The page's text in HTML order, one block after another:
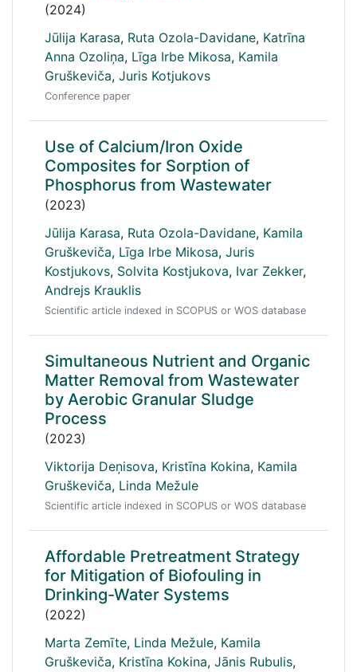
(2024)
Jūlija Karasa, Ruta Ozola-Davidane, Katrīna
Anna Ozoliņa, Līga Irbe Mikosa, Kamila
Gruškeviča, Juris Kotjukovs
Conference paper
Use of Calcium/Iron Oxide
Composites for Sorption of
Phosphorus from Wastewater
(2023)
Jūlija Karasa, Ruta Ozola-Davidane, Kamila
Gruškeviča, Līga Irbe Mikosa, Juris
Kostjukovs, Solvita Kostjukova, Ivar Zekker,
Andrejs Krauklis
Scientific article indexed in SCOPUS or WOS database
Simultaneous Nutrient and Organic
Matter Removal from Wastewater
by Aerobic Granular Sludge
Process
(2023)
Viktorija Deņisova, Kristīna Kokina, Kamila
Gruškeviča, Linda Mežule
Scientific article indexed in SCOPUS or WOS database
Affordable Pretreatment Strategy
for Mitigation of Biofouling in
Drinking-Water Systems
(2022)
Marta Zemīte, Linda Mežule, Kamila
Gruškeviča, Kristīna Kokina, Jānis Rubulis,